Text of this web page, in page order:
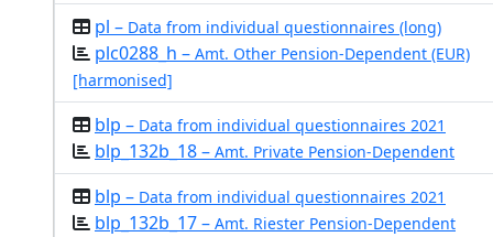
pl – Data from individual questionnaires (long)
plc0288_h – Amt. Other Pension-Dependent (EUR)
[harmonised]
blp – Data from individual questionnaires 2021
blp_132b_18 – Amt. Private Pension-Dependent
blp – Data from individual questionnaires 2021
blp_132b_17 – Amt. Riester Pension-Dependent